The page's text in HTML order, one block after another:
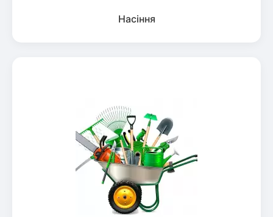
Насіння